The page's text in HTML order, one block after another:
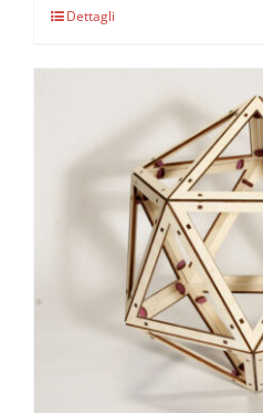
Dettagli